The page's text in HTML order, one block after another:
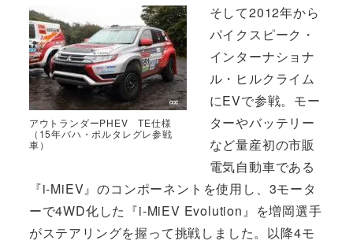
アウトランダーPHEV TE仕様
（15年バハ・ポルタレグレ参戦
車）
そして2012年から
パイクスピーク・
インターナショナ
ル・ヒルクライム
にEVで参戦。モー
ターやバッテリー
など量産初の市販
電気自動車である
『i-MiEV』のコンポーネントを使用し、3モータ
ーで4WD化した『i-MiEV Evolution』を増岡選手
がステアリングを握って挑戦しました。以降4モ